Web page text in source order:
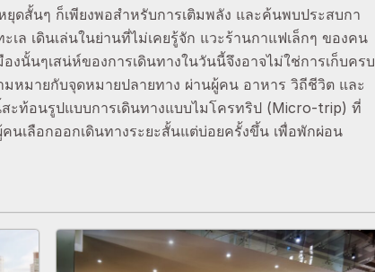
ดสั้นๆ ก็เพียงพอสำหรับการเติมพลัง และค้นพบประสบกา
ล เดินเล่นในย่านที่ไม่เคยรู้จัก แวะร้านกาแฟเล็กๆ ของคน
นั้นๆเสน่ห์ของการเดินทางในวันนี้จึงอาจไม่ใช่การเก็บครบ
หมายกับจุดหมายปลายทาง ผ่านผู้คน อาหาร วิถีชีวิต และ
ะท้อนรูปแบบการเดินทางแบบไมโครทริป (Micro-trip) ที่
เลือกออกเดินทางระยะสั้นแต่บ่อยครั้งขึ้น เพื่อพักผ่อน